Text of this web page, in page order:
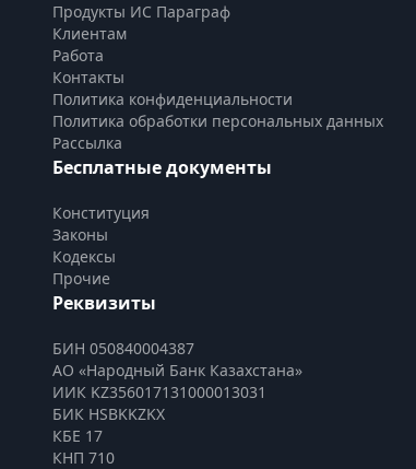
Продукты ИС Параграф
Клиентам
Работа
Контакты
Политика конфиденциальности
Политика обработки персональных данных
Рассылка
Бесплатные документы
Конституция
Законы
Кодексы
Прочие
Реквизиты
БИН 050840004387
АО «Народный Банк Казахстана»
ИИК KZ356017131000013031
БИК HSBKKZKX
КБЕ 17
КНП 710